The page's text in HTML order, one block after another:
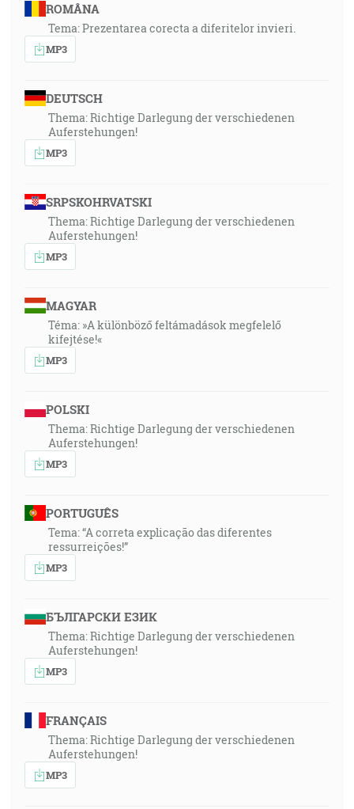
ROMÂNA
Tema: Prezentarea corecta a diferitelor invieri.
MP3
DEUTSCH
Thema: Richtige Darlegung der verschiedenen
Auferstehungen!
MP3
SRPSKOHRVATSKI
Thema: Richtige Darlegung der verschiedenen
Auferstehungen!
MP3
MAGYAR
Téma: »A különböző feltámadások megfelelő
kifejtése!«
MP3
POLSKI
Thema: Richtige Darlegung der verschiedenen
Auferstehungen!
MP3
PORTUGUÊS
Tema: “A correta explicação das diferentes
ressurreições!”
MP3
БЪЛГАРСКИ ЕЗИК
Thema: Richtige Darlegung der verschiedenen
Auferstehungen!
MP3
FRANÇAIS
Thema: Richtige Darlegung der verschiedenen
Auferstehungen!
MP3